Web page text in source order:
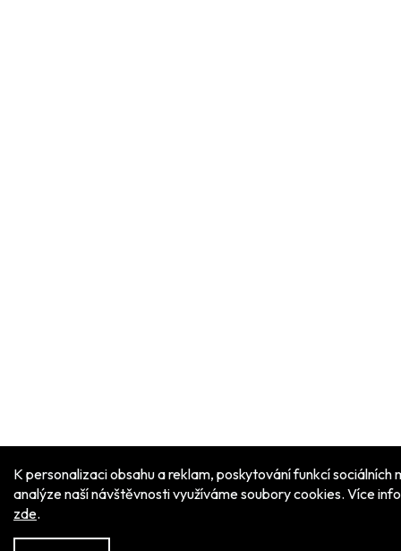
K personalizaci obsahu a reklam, poskytování funkcí sociálních
analýze naší návštěvnosti využíváme soubory cookies. Více
zde.